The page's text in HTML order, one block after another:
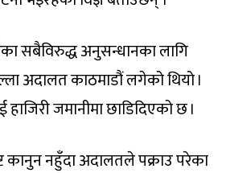
सबैविरुद्ध अनुसन्धानका लागि
अदालत काठमाडौं लगेको थियो ।
जमानीमा छाडिदिएको छ ।
कानुन नहुँदा अदालतले पक्राउ परेका